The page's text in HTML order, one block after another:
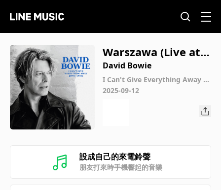
Warszawa (Live at t
he Montreux Jazz F
estival, 18th July, 20
02)
David Bowie
I Can't Give Everything Away (2
002 - 2016)
2025-09-12
設成自己的來電鈴聲
朋友打來時手機響起的音樂